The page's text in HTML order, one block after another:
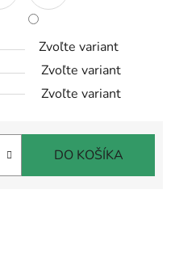
Zvoľte variant
Zvoľte variant
Zvoľte variant
DO KOŠÍKA